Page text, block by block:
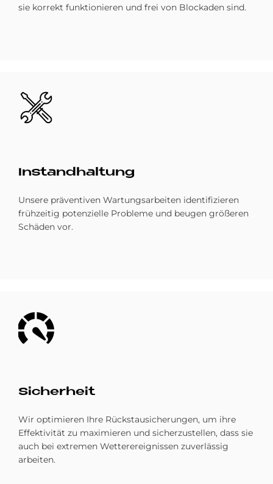
sie korrekt funktionieren und frei von Blockaden sind.
Bild
In­stand­hal­tung
Unsere präventiven Wartungsarbeiten identifizieren
frühzeitig potenzielle Probleme und beugen größeren
Schäden vor.
Bild
Si­cher­heit
Wir optimieren Ihre Rückstausicherungen, um ihre
Effektivität zu maximieren und sicherzustellen, dass sie
auch bei extremen Wetterereignissen zuverlässig
arbeiten.